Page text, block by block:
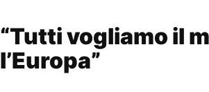
“Tutti vogliamo il
l’Europa”